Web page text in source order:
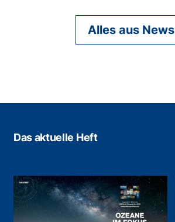
Alles aus News
Das aktuelle Heft